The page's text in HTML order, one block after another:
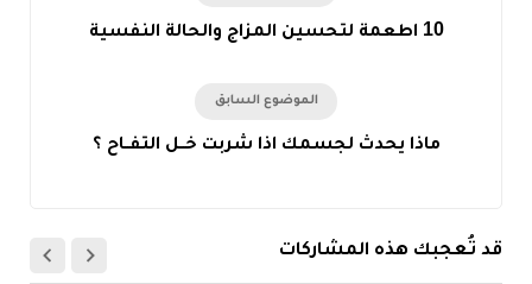
10 اطعمة لتحسين المزاج والحالة النفسية
الموضوع السابق
ماذا يحدث لجسمك اذا شربت خــل التفــاح ؟
قد تُعجبك هذه المشاركات